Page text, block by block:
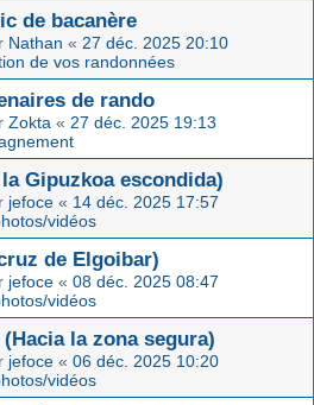
de bacanère
Nathan « 27 déc. 2025 20:10
de vos randonnées
de rando
Zokta « 27 déc. 2025 19:13
Gipuzkoa escondida)
jefoce « 14 déc. 2025 17:57
vidéos
de Elgoibar)
jefoce « 08 déc. 2025 08:47
vidéos
la zona segura)
jefoce « 06 déc. 2025 10:20
vidéos